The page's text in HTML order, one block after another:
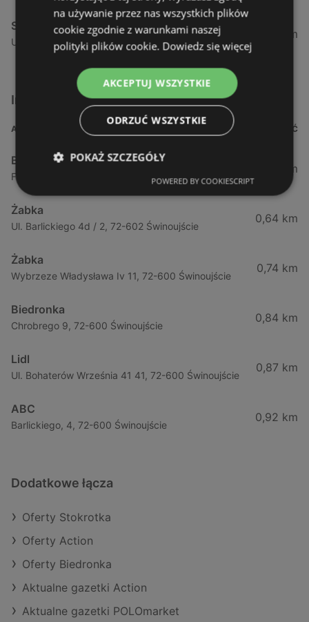
Stokrotka
Ul. Tatrzańska 3, 71-474 Szczecin
52,51 km
Inne sklepy Supermarkety w pobliżu
ADRES ODLEGŁOŚĆ
Biedronka
Fińska 4, 72-602 Świnoujście
0,23 km
Żabka
Ul. Barlickiego 4d / 2, 72-602 Świnoujście
0,64 km
Żabka
Wybrzeze Władysława Iv 11, 72-600 Świnoujście
0,74 km
Biedronka
Chrobrego 9, 72-600 Świnoujście
0,84 km
Lidl
Ul. Bohaterów Września 41 41, 72-600 Świnoujście
0,87 km
ABC
Barlickiego, 4, 72-600 Świnoujście
0,92 km
Dodatkowe łącza
Oferty Stokrotka
Oferty Action
Oferty Biedronka
Aktualne gazetki Action
Aktualne gazetki POLOmarket
na używanie przez nas wszystkich plików
cookie zgodnie z warunkami naszej
polityki plików cookie. Dowiedz się więcej
AKCEPTUJ WSZYSTKIE
ODRZUĆ WSZYSTKIE
POKAŻ SZCZEGÓŁY
POWERED BY COOKIESCRIPT